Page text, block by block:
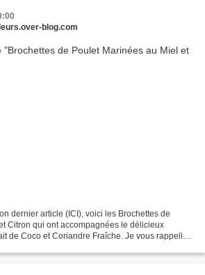
blog.com
dernier article (ICI), voici les Brochettes de
Citron qui ont accompagnées le délicieux
de Coco et Coriandre Fraîche. Je vous rappelle